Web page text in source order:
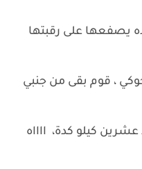
يصفعها على رقبتها
، قوم بقى من جنبي
كيلو كدة، ااااه